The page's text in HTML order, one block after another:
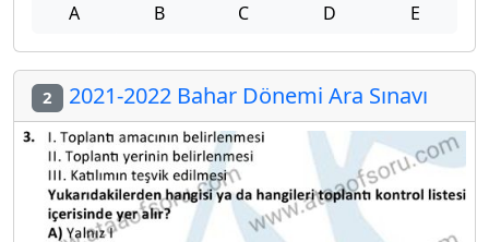
A B C D E
2 2021-2022 Bahar Dönemi Ara Sınavı